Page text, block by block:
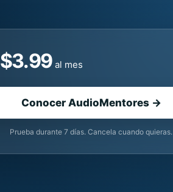
$3.99 al mes
Conocer AudioMentores →
Prueba durante 7 días. Cancela cuando quieras.